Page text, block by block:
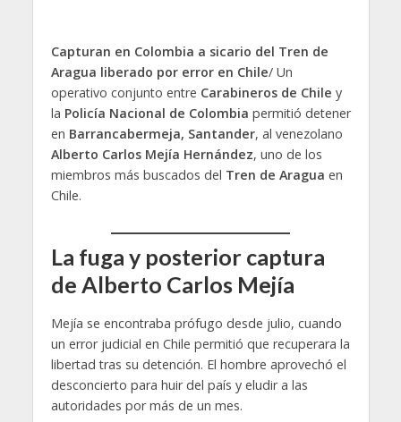
Capturan en Colombia a sicario del Tren de
Aragua liberado por error en Chile/ Un
operativo conjunto entre Carabineros de Chile y
la Policía Nacional de Colombia permitió detener
en Barrancabermeja, Santander, al venezolano
Alberto Carlos Mejía Hernández, uno de los
miembros más buscados del Tren de Aragua en
Chile.
La fuga y posterior captura
de Alberto Carlos Mejía
Mejía se encontraba prófugo desde julio, cuando
un error judicial en Chile permitió que recuperara la
libertad tras su detención. El hombre aprovechó el
desconcierto para huir del país y eludir a las
autoridades por más de un mes.